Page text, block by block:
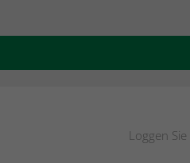
Loggen Sie